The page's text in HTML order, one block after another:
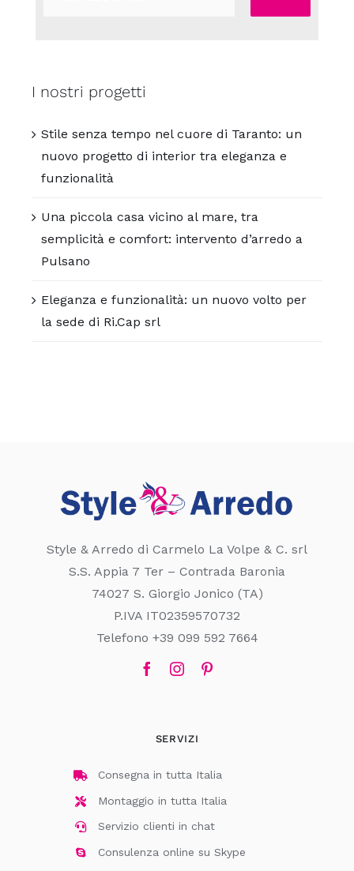
I nostri progetti
Stile senza tempo nel cuore di Taranto: un
nuovo progetto di interior tra eleganza e
funzionalità
Una piccola casa vicino al mare, tra
semplicità e comfort: intervento d’arredo a
Pulsano
Eleganza e funzionalità: un nuovo volto per
la sede di Ri.Cap srl
Style & Arredo di Carmelo La Volpe & C. srl
S.S. Appia 7 Ter – Contrada Baronia
74027 S. Giorgio Jonico (TA)
P.IVA IT02359570732
Telefono +39 099 592 7664
SERVIZI
Consegna in tutta Italia
Montaggio in tutta Italia
Servizio clienti in chat
Consulenza online su Skype